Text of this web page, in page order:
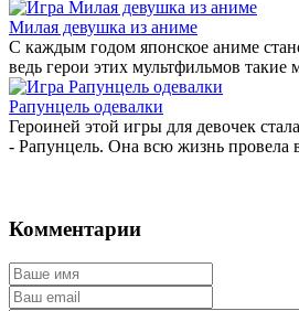
Милая девушка из аниме
С каждым годом японское аниме
ведь герои этих мультфильмов
Рапунцель одевалки
Героиней этой игры для девочек
- Рапунцель. Она всю жизнь провела
Комментарии